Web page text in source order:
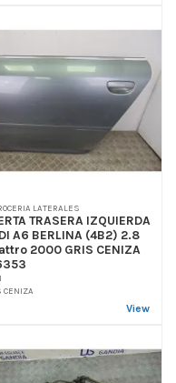
LATERALES
TRASERA IZQUIERDA
A6 BERLINA (4B2) 2.8
2000 GRIS CENIZA
CENIZA
View